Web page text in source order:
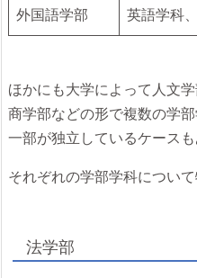
外国語学部 英語学科
ほかにも大学によって人文
商学部などの形で複数の学
一部が独立しているケースも
それぞれの学部学科について
法学部